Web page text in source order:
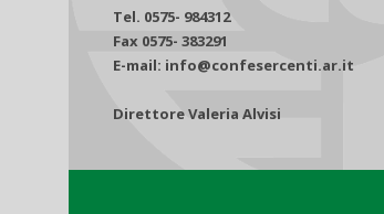
Tel. 0575- 984312
Fax 0575- 383291
E-mail: info@confesercenti.ar.it
Direttore Valeria Alvisi